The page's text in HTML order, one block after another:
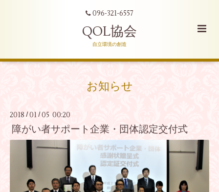
096-321-6557
QOL協会
自立環境の創造
お知らせ
2018 /01 / 05 00:20
障がい者サポート企業・団体認定交付式